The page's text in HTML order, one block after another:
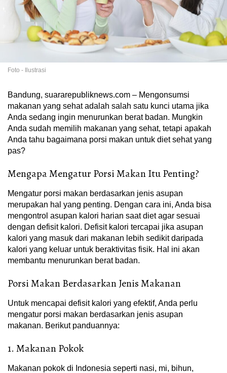
Foto - Ilustrasi
Bandung, suararepubliknews.com – Mengonsumsi
makanan yang sehat adalah salah satu kunci utama jika
Anda sedang ingin menurunkan berat badan. Mungkin
Anda sudah memilih makanan yang sehat, tetapi apakah
Anda tahu bagaimana porsi makan untuk diet sehat yang
pas?
Mengapa Mengatur Porsi Makan Itu Penting?
Mengatur porsi makan berdasarkan jenis asupan
merupakan hal yang penting. Dengan cara ini, Anda bisa
mengontrol asupan kalori harian saat diet agar sesuai
dengan defisit kalori. Defisit kalori tercapai jika asupan
kalori yang masuk dari makanan lebih sedikit daripada
kalori yang keluar untuk beraktivitas fisik. Hal ini akan
membantu menurunkan berat badan.
Porsi Makan Berdasarkan Jenis Makanan
Untuk mencapai defisit kalori yang efektif, Anda perlu
mengatur porsi makan berdasarkan jenis asupan
makanan. Berikut panduannya:
1. Makanan Pokok
Makanan pokok di Indonesia seperti nasi, mi, bihun,